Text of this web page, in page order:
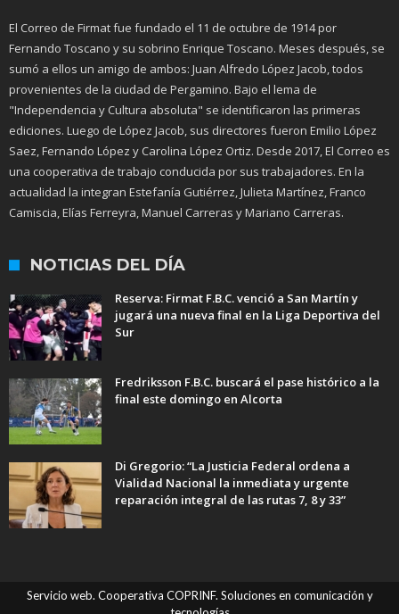
El Correo de Firmat fue fundado el 11 de octubre de 1914 por
Fernando Toscano y su sobrino Enrique Toscano. Meses después, se
sumó a ellos un amigo de ambos: Juan Alfredo López Jacob, todos
provenientes de la ciudad de Pergamino. Bajo el lema de
"Independencia y Cultura absoluta" se identificaron las primeras
ediciones. Luego de López Jacob, sus directores fueron Emilio López
Saez, Fernando López y Carolina López Ortiz. Desde 2017, El Correo es
una cooperativa de trabajo conducida por sus trabajadores. En la
actualidad la integran Estefanía Gutiérrez, Julieta Martínez, Franco
Camiscia, Elías Ferreyra, Manuel Carreras y Mariano Carreras.
NOTICIAS DEL DÍA
Reserva: Firmat F.B.C. venció a San Martín y
jugará una nueva final en la Liga Deportiva del
Sur
Fredriksson F.B.C. buscará el pase histórico a la
final este domingo en Alcorta
Di Gregorio: “La Justicia Federal ordena a
Vialidad Nacional la inmediata y urgente
reparación integral de las rutas 7, 8 y 33”
Servicio web. Cooperativa COPRINF. Soluciones en comunicación y